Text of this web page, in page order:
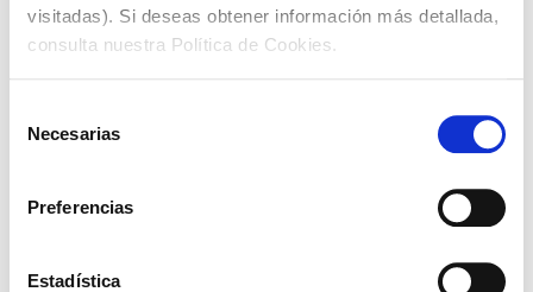
visitadas). Si deseas obtener información más detallada,
consulta nuestra Política de Cookies.
Necesarias
Preferencias
Estadística